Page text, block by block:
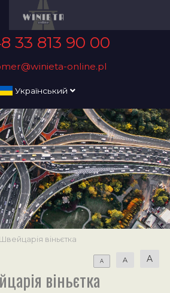
33 813 90 00
online.pl
Український
Швейцарія віньєтка
A A A
віньєтка